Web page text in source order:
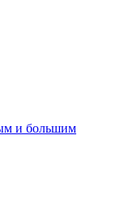
и большим